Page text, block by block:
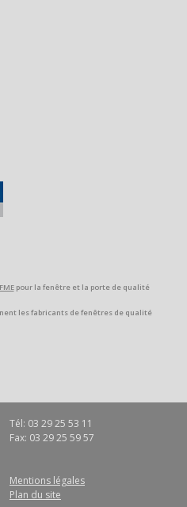
pour la fenêtre et la porte de qualité
les fabricants de fenêtres de qualité
Tél: 03 29 25 53 11
Fax: 03 29 25 59 57
Mentions légales
Plan du site